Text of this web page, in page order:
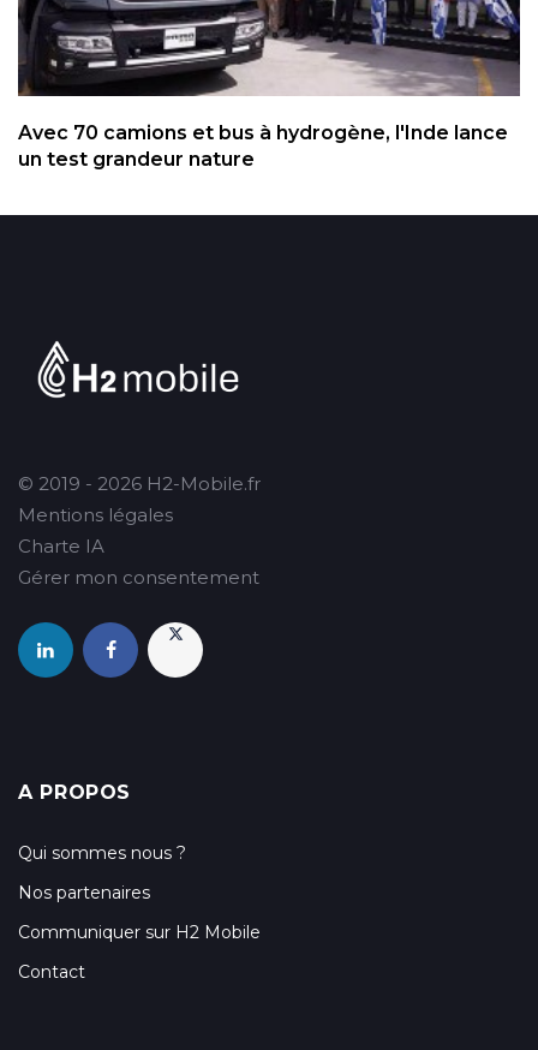
Avec 70 camions et bus à hydrogène, l'Inde lance
un test grandeur nature
© 2019 - 2026 H2-Mobile.fr
Mentions légales
Charte IA
Gérer mon consentement
A PROPOS
Qui sommes nous ?
Nos partenaires
Communiquer sur H2 Mobile
Contact